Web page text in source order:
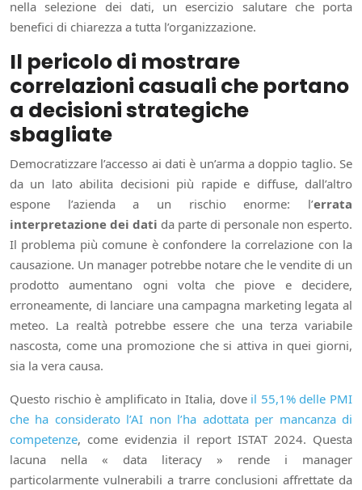
nella selezione dei dati, un esercizio salutare che porta
benefici di chiarezza a tutta l’organizzazione.
Il pericolo di mostrare
correlazioni casuali che portano
a decisioni strategiche
sbagliate
Democratizzare l’accesso ai dati è un’arma a doppio taglio. Se
da un lato abilita decisioni più rapide e diffuse, dall’altro
espone l’azienda a un rischio enorme: l’errata
interpretazione dei dati da parte di personale non esperto.
Il problema più comune è confondere la correlazione con la
causazione. Un manager potrebbe notare che le vendite di un
prodotto aumentano ogni volta che piove e decidere,
erroneamente, di lanciare una campagna marketing legata al
meteo. La realtà potrebbe essere che una terza variabile
nascosta, come una promozione che si attiva in quei giorni,
sia la vera causa.
Questo rischio è amplificato in Italia, dove il 55,1% delle PMI
che ha considerato l’AI non l’ha adottata per mancanza di
competenze, come evidenzia il report ISTAT 2024. Questa
lacuna nella « data literacy » rende i manager
particolarmente vulnerabili a trarre conclusioni affrettate da